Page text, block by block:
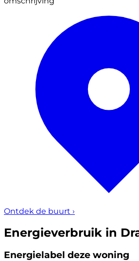
Ontdek de buurt ›
Energieverbruik in
Energielabel deze woning